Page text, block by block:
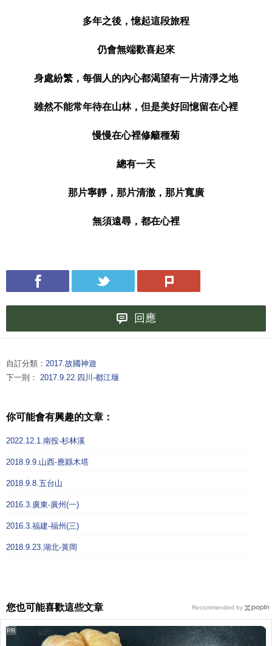
多年之後，憶起這段旅程
仍會無端歡喜起來
身處紛繁，每個人的內心都渴望有一片清淨之地
雖然不能常年待在山林，但是美好回憶留在心裡
慢慢在心裡修籬種菊
總有一天
那片寧靜，那片清澈，那片寬廣
無須遠尋，都在心裡
回應
自訂分類： 2017.故國神遊
下一則： 2017.9.22.四川-都江堰
你可能會有興趣的文章：
2022.12.1.南投-杉林溪
2018.9.9.山西-應縣木塔
2018.9.8.五台山
2016.3.廣東-廣州(一)
2016.3.福建-福州(三)
2018.9.23.湖北-黃岡
您也可能喜歡這些文章
PR
Recommended by